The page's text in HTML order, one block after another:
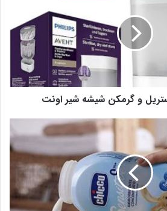
و گرمکن شیشه شیر اونت